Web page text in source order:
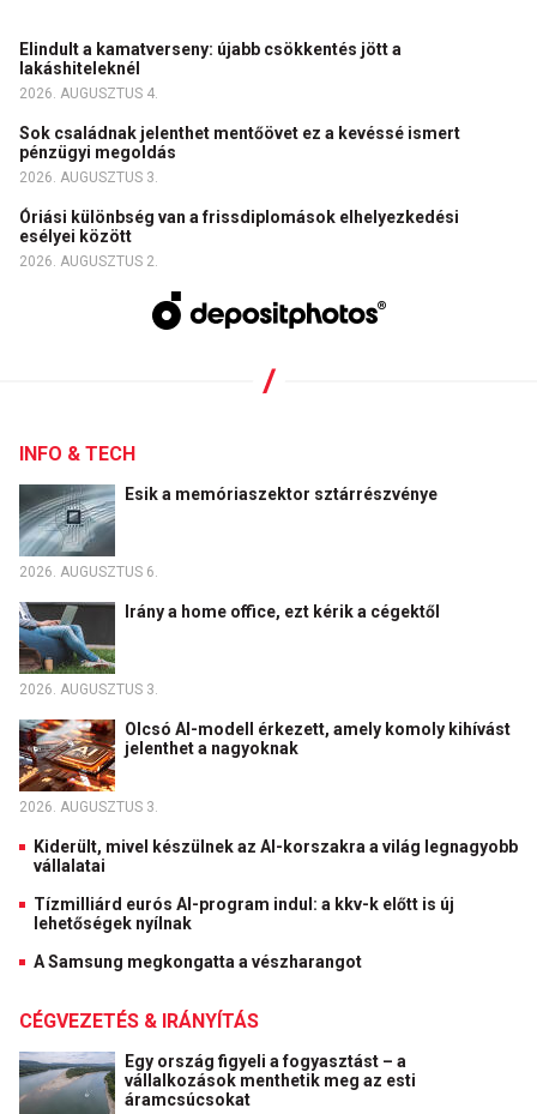
Elindult a kamatverseny: újabb csökkentés jött a
lakáshiteleknél
2026. AUGUSZTUS 4.
Sok családnak jelenthet mentőövet ez a kevéssé ismert
pénzügyi megoldás
2026. AUGUSZTUS 3.
Óriási különbség van a frissdiplomások elhelyezkedési
esélyei között
2026. AUGUSZTUS 2.
INFO & TECH
Esik a memóriaszektor sztárrészvénye
2026. AUGUSZTUS 6.
Irány a home office, ezt kérik a cégektől
2026. AUGUSZTUS 3.
Olcsó AI-modell érkezett, amely komoly kihívást
jelenthet a nagyoknak
2026. AUGUSZTUS 3.
Kiderült, mivel készülnek az AI-korszakra a világ legnagyobb
vállalatai
Tízmilliárd eurós AI-program indul: a kkv-k előtt is új
lehetőségek nyílnak
A Samsung megkongatta a vészharangot
CÉGVEZETÉS & IRÁNYÍTÁS
Egy ország figyeli a fogyasztást – a
vállalkozások menthetik meg az esti
áramcsúcsokat